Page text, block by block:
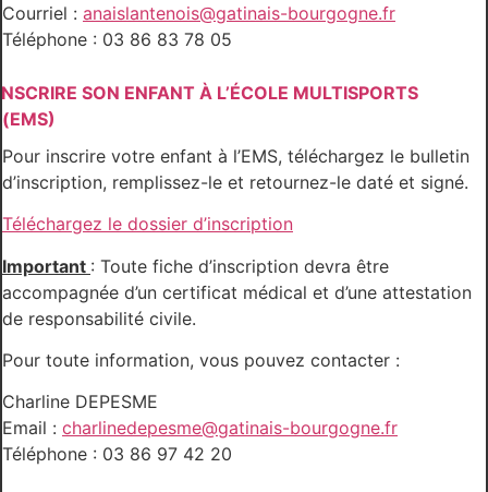
Courriel : anaislantenois@gatinais-bourgogne.fr
Téléphone : 03 86 83 78 05
SON ENFANT À L’ÉCOLE MULTISPORTS
(EMS)
Pour inscrire votre enfant à l’EMS, téléchargez le bulletin
d’inscription, remplissez-le et retournez-le daté et signé.
Téléchargez le dossier d’inscription
Important : Toute fiche d’inscription devra être
accompagnée d’un certificat médical et d’une attestation
de responsabilité civile.
Pour toute information, vous pouvez contacter :
Charline DEPESME
Email : charlinedepesme@gatinais-bourgogne.fr
Téléphone : 03 86 97 42 20